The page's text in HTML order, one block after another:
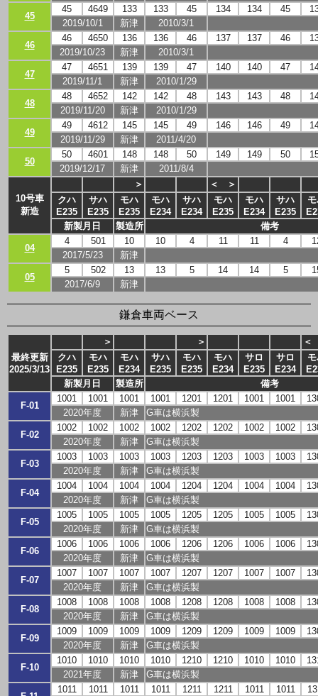
45
45 4649 133 133 45 134 134 45
2019/10/1
新津 2010/3/1
46
46 4650 136 136 46 137 137 46
2019/10/23
新津 2010/3/1
47
47 4651 139 139 47 140 140 47
2019/11/1
新津 2010/1/29
48
48 4652 142 142 48 143 143 48
2019/11/20
新津 2010/1/29
49
49 4612 145 145 49 146 146 49
2019/11/29
新津 2011/4/20
50
50 4601 148 148 50 149 149 50
2019/12/17
新津 2011/8/4
10号車
新造
＞ ＜
＞
クハ
E235
サハ
E235
モハ
E235
モハ
E234
サハ
E234
モハ
E235
モハ
E234
サハ
E235
新製月日
製造所 備考
04
4 501 10 10 4 11 11 4
2017/5/23
新津
05
5 502 13 13 5 14 14 5
2017/6/9
新津
鎌倉車両ベース
最終更新
2025/3/13
＞ ＞
クハ
E235
モハ
E235
モハ
E234
サハ
E235
モハ
E235
モハ
E234
サロ
E235
サロ
E234
新製月日
製造所 備考
F-01
1001 1001 1001 1001 1201 1201 1001 1001
2020年度
新津 G車は横浜製
F-02
1002 1002 1002 1002 1202 1202 1002 1002
2020年度
新津 G車は横浜製
F-03
1003 1003 1003 1003 1203 1203 1003 1003
2020年度
新津 G車は横浜製
F-04
1004 1004 1004 1004 1204 1204 1004 1004
2020年度
新津 G車は横浜製
F-05
1005 1005 1005 1005 1205 1205 1005 1005
2020年度
新津 G車は横浜製
F-06
1006 1006 1006 1006 1206 1206 1006 1006
2020年度
新津 G車は横浜製
F-07
1007 1007 1007 1007 1207 1207 1007 1007
2020年度
新津 G車は横浜製
F-08
1008 1008 1008 1008 1208 1208 1008 1008
2020年度
新津 G車は横浜製
F-09
1009 1009 1009 1009 1209 1209 1009 1009
2020年度
新津 G車は横浜製
F-10
1010 1010 1010 1010 1210 1210 1010 1010
2021年度
新津 G車は横浜製
1011 1011 1011 1011 1211 1211 1011 1011